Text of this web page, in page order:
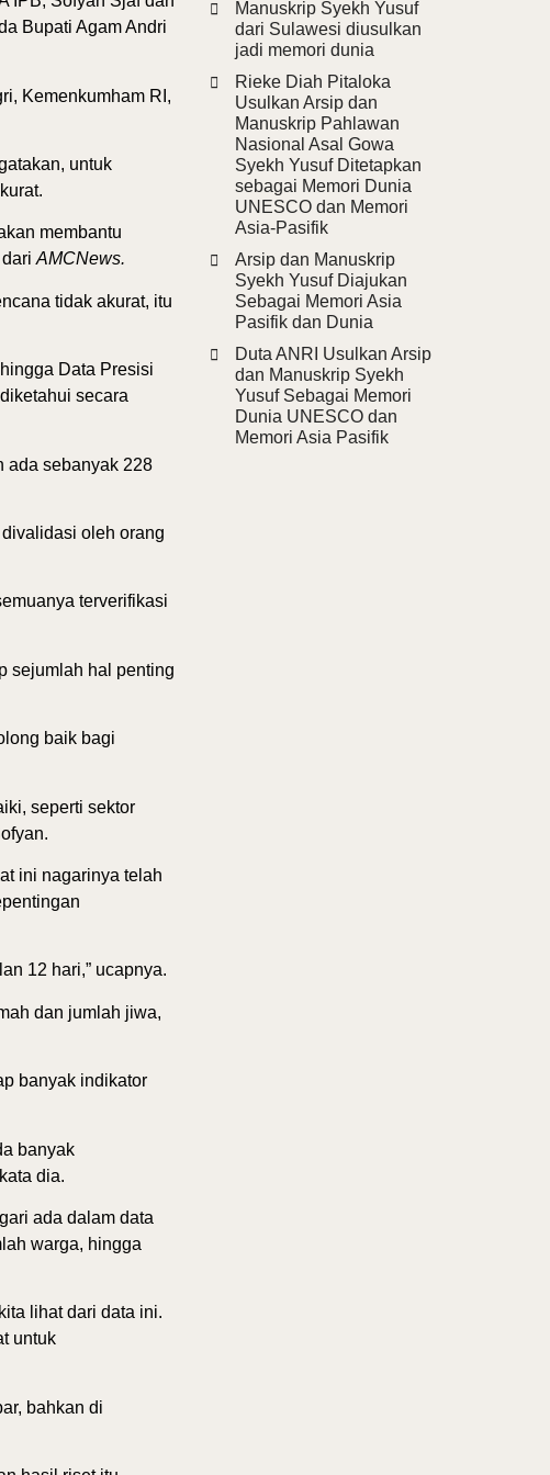
Bupati Agam Andri
Kemenkumham RI,
untuk
membantu
dariAMCNews.
tidak akurat, itu
Data Presisi
secara
ada sebanyak 228
oleh orang
terverifikasi
sejumlah hal penting
baik bagi
seperti sektor
ini nagarinya telah
12 hari,” ucapnya.
dan jumlah jiwa,
banyak indikator
banyak
dia.
ada dalam data
warga, hingga
lihat dari data ini.
untuk
bahkan di
Manuskrip Syekh Yusuf
dari Sulawesi diusulkan
jadi memori dunia
Rieke Diah Pitaloka
Usulkan Arsip dan
Manuskrip Pahlawan
Nasional Asal Gowa
Syekh Yusuf Ditetapkan
sebagai Memori Dunia
UNESCO dan Memori
Asia-Pasifik
Arsip dan Manuskrip
Syekh Yusuf Diajukan
Sebagai Memori Asia
Pasifik dan Dunia
Duta ANRI Usulkan Arsip
dan Manuskrip Syekh
Yusuf Sebagai Memori
Dunia UNESCO dan
Memori Asia Pasifik